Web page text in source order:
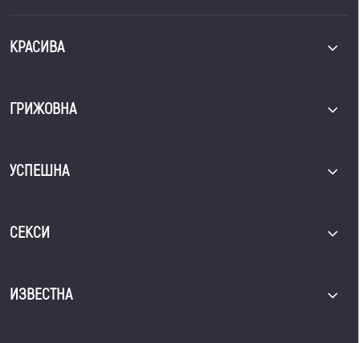
КРАСИВА
ГРИЖОВНА
УСПЕШНА
СЕКСИ
ИЗВЕСТНА